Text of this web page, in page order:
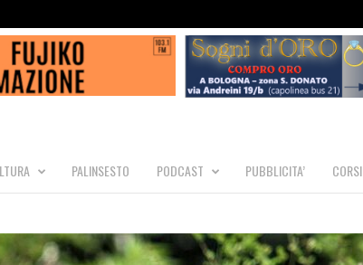
PALINSESTO PODCAST PUBBLICITA’ CORSI